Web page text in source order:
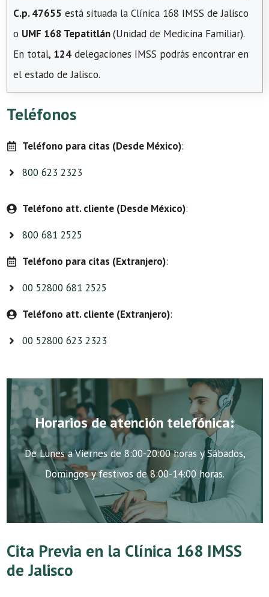
C.p. 47655 está situada la Clínica 168 IMSS de Jalisco
o UMF 168 Tepatitlán(Unidad de Medicina Familiar).
En total, 124 delegaciones IMSS podrás encontrar en
el estado de Jalisco.
Teléfonos
Teléfono para citas (Desde México):
800 623 2323
Teléfono att. cliente (Desde México):
800 681 2525
Teléfono para citas (Extranjero):
00 52800 681 2525
Teléfono att. cliente (Extranjero):
00 52800 623 2323
Horarios de atención telefónica:
De Lunes a Viernes de 8:00-20:00 horas y Sábados,
Domingos y festivos de 8:00-14:00 horas.
Cita Previa en la Clínica 168 IMSS
de Jalisco